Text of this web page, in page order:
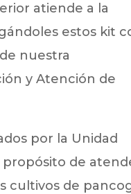
atiende a la
estos kit
nuestra
y Atención de
por la Unidad
propósito de
cultivos de